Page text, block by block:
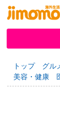
掲示板
トップ グル
美容・健康